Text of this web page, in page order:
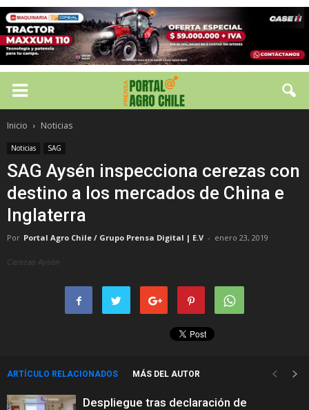
Inicio Noticias
Noticias SAG
SAG Aysén inspecciona cerezas con
destino a los mercados de China e
Inglaterra
Por Portal Agro Chile / Grupo Prensa Digital | E.V - enero 23, 2019
Cerezas Aysén
ARTÍCULO RELACIONADOS MÁS DEL AUTOR
Despliegue tras declaración de